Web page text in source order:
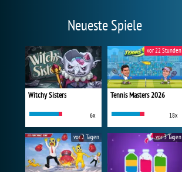
Neueste Spiele
Witchy Sisters
6x
Tennis Masters 2026
18x
vor 22 Stunden
vor 2 Tagen vor 3 Tagen